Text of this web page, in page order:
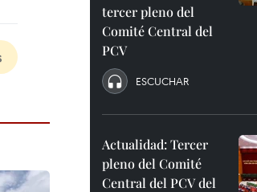
tercer pleno del
Comité Central del
PCV
ESCUCHAR
Actualidad: Tercer
pleno del Comité
Central del PCV del